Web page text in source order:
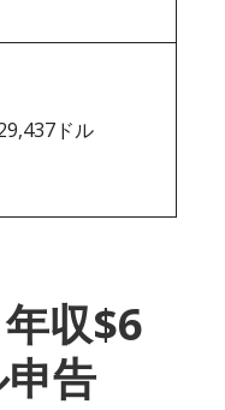
ドル
収$6
告